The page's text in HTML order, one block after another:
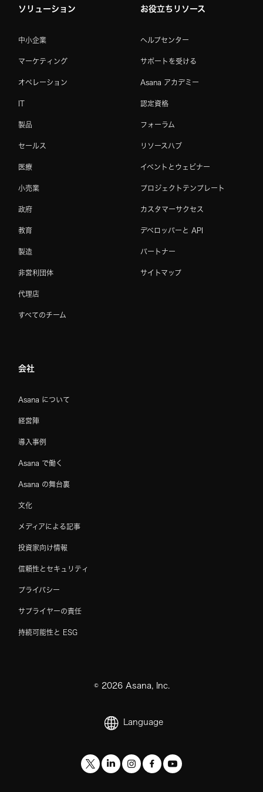
ソリューション
中小企業
マーケティング
オペレーション
IT
製品
セールス
医療
小売業
政府
教育
製造
非営利団体
代理店
すべてのチーム
お役立ちリソース
ヘルプセンター
サポートを受ける
Asana アカデミー
認定資格
フォーラム
リソースハブ
イベントとウェビナー
プロジェクトテンプレート
カスタマーサクセス
デベロッパーと API
パートナー
サイトマップ
会社
Asana について
経営陣
導入事例
Asana で働く
Asana の舞台裏
文化
メディアによる記事
投資家向け情報
信頼性とセキュリティ
プライバシー
サプライヤーの責任
持続可能性と ESG
© 2026Asana, Inc.
Language